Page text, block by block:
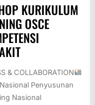
KURIKULUM
OSCE
& COLLABORATION
Penyusunan
Nasional